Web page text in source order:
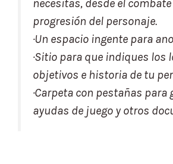
necesitas, desde el
progresión del personaje.
·Un espacio ingente para
·Sitio para que indiques los
objetivos e historia de tu
·Carpeta con pestañas para
ayudas de juego y otros